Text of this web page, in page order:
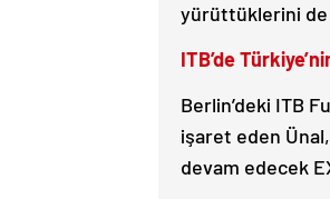
yürüttüklerini
ITB’de
Berlin’deki ITB
işaret eden
devam edecek